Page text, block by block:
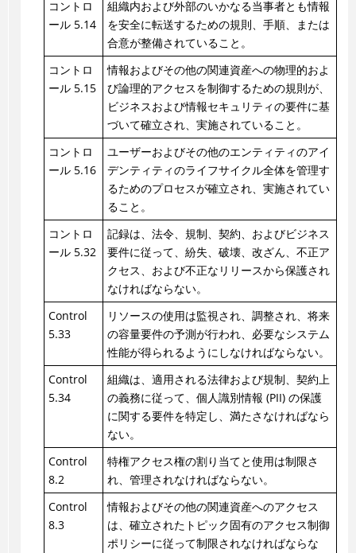
コントロ
ール 5.14
組織内および外部のいかなる当事者とも情報
を安全に転送するための規則、手順、または
合意が整備されていること。
コントロ
ール 5.15
情報およびその他の関連資産への物理的およ
び論理的アクセスを制御するための規則が、
ビジネスおよび情報セキュリティの要件に基
づいて確立され、実施されていること。
コントロ
ール 5.16
ユーザーおよびその他のエンティティのアイ
デンティティのライフサイクル全体を管理す
るためのプロセスが確立され、実施されてい
ること。
コントロ
ール 5.32
記録は、法令、規制、契約、およびビジネス
要件に従って、紛失、破壊、改ざん、不正ア
クセス、および不正なリリースから保護され
なければならない。
Control
5.33
リソースの使用は監視され、調整され、将来
の容量要件の予測が行われ、必要なシステム
性能が得られるようにしなければならない。
Control
5.34
組織は、適用される法律および規制、契約上
の義務に従って、個人識別情報 (PII) の保護
に関する要件を特定し、満たさなければなら
ない。
Control
8.2
特権アクセス権の割り当てと使用は制限さ
れ、管理されなければならない。
Control
8.3
情報およびその他の関連資産へのアクセス
は、確立されたトピック固有のアクセス制御
ポリシーに従って制限されなければならな